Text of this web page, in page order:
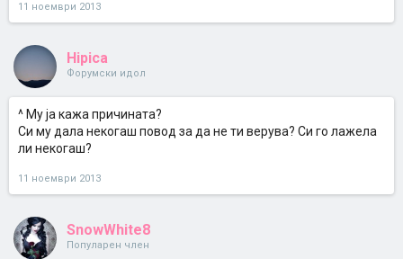
11 ноември 2013
Hipica
Форумски идол
^ Му ја кажа причината?
Си му дала некогаш повод за да не ти верува? Си го лажела
ли некогаш?
11 ноември 2013
SnowWhite8
Популарен член